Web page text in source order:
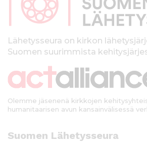
kLähetysseura on kirkon
Suomen suurimmista
Olemme jäsenenä kirkkojen
humanitaarisen avun kansainvälisessä
Suomen Lähetysseura